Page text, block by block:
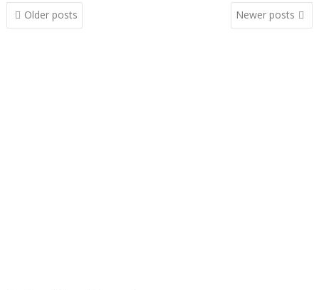
Posts
navigation
Older posts Newer posts